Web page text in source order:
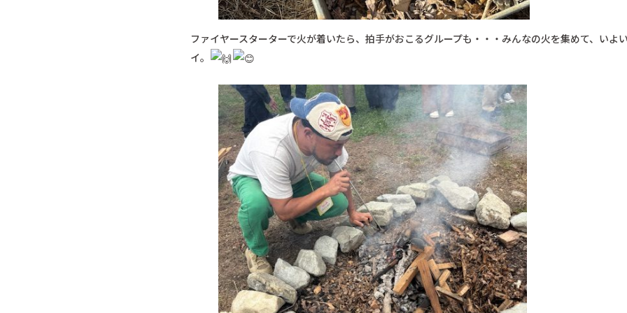
ファイヤースターターで火が着いたら、拍手がおこるグループも・・・みんなの火を集めて、いよ
イ。